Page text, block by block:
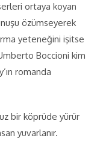
ortaya koyan
özümseyerek
yeteneğini işitse
Boccioni kim
romanda
bir köprüde yürür
yuvarlanır.